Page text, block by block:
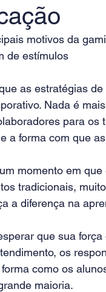
Social
motivos da
de estímulos
as estratégias
Nada é
para os
a forma com que
momento em
tradicionais,
a diferença na
que sua
os
como os
maioria.